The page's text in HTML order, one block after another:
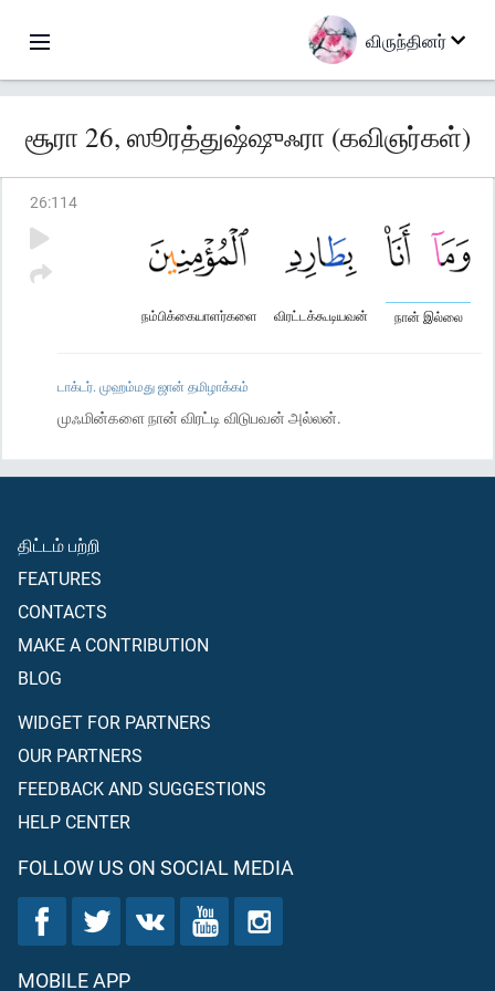
விருந்தினர்
சூரா 26, ஸூரத்துஷ்ஷுஃரா (கவிஞர்கள்)
26:114
நான் இல்லை
விரட்டக்கூடியவன்
நம்பிக்கையாளர்களை
டாக்டர். முஹம்மது ஜான் தமிழாக்கம்
முஃமின்களை நான் விரட்டி விடுபவன் அல்லன்.
திட்டம் பற்றி
FEATURES
CONTACTS
MAKE A CONTRIBUTION
BLOG
WIDGET FOR PARTNERS
OUR PARTNERS
FEEDBACK AND SUGGESTIONS
HELP CENTER
FOLLOW US ON SOCIAL MEDIA
MOBILE APP